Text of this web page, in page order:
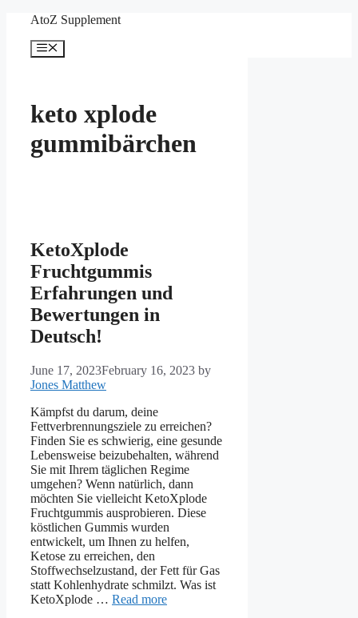
content
AtoZ Supplement
Menu
keto xplode
gummibärchen
KetoXplode
Fruchtgummis
Erfahrungen und
Bewertungen in
Deutsch!
June 17, 2023February 16, 2023 by
Jones Matthew
Kämpfst du darum, deine
Fettverbrennungsziele zu erreichen?
Finden Sie es schwierig, eine gesunde
Lebensweise beizubehalten, während
Sie mit Ihrem täglichen Regime
umgehen? Wenn natürlich, dann
möchten Sie vielleicht KetoXplode
Fruchtgummis ausprobieren. Diese
köstlichen Gummis wurden
entwickelt, um Ihnen zu helfen,
Ketose zu erreichen, den
Stoffwechselzustand, der Fett für Gas
statt Kohlenhydrate schmilzt. Was ist
KetoXplode … Read more